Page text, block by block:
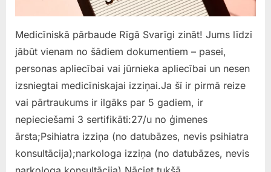
Medicīniskā pārbaude Rīgā Svarīgi zināt! Jums līdzi
jābūt vienam no šādiem dokumentiem – pasei,
personas apliecībai vai jūrnieka apliecībai un nesen
izsniegtai medicīniskajai izziņai.Ja šī ir pirmā reize
vai pārtraukums ir ilgāks par 5 gadiem, ir
nepieciešami 3 sertifikāti:27/u no ģimenes
ārsta;Psihiatra izziņa (no datubāzes, nevis psihiatra
konsultācija);narkologa izziņa (no datubāzes, nevis